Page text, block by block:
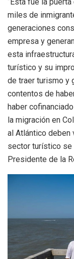
miles de
generaciones
empresa y
esta
turístico y su
de traer turismo y
contentos de
haber
la migración en
al Atlántico deben
sector turístico se
Presidente de la